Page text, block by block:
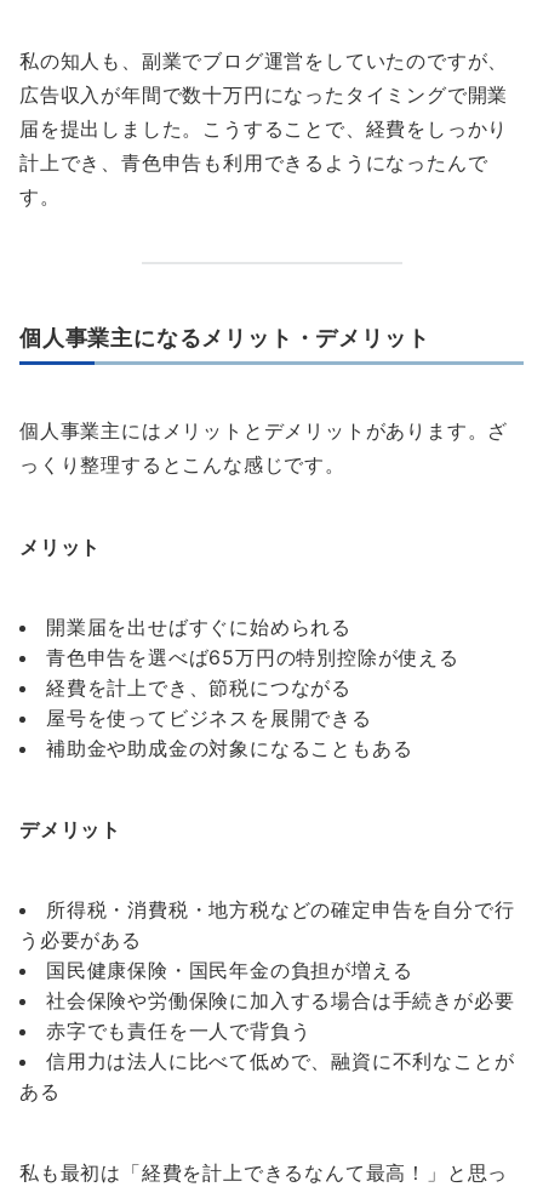
私の知人も、副業でブログ運営をしていたのですが、
広告収入が年間で数十万円になったタイミングで開業
届を提出しました。こうすることで、経費をしっかり
計上でき、青色申告も利用できるようになったんで
す。
個人事業主になるメリット・デメリット
個人事業主にはメリットとデメリットがあります。ざ
っくり整理するとこんな感じです。
メリット
開業届を出せばすぐに始められる
青色申告を選べば65万円の特別控除が使える
経費を計上でき、節税につながる
屋号を使ってビジネスを展開できる
補助金や助成金の対象になることもある
デメリット
所得税・消費税・地方税などの確定申告を自分で行
う必要がある
国民健康保険・国民年金の負担が増える
社会保険や労働保険に加入する場合は手続きが必要
赤字でも責任を一人で背負う
信用力は法人に比べて低めで、融資に不利なことが
ある
私も最初は「経費を計上できるなんて最高！」と思っ